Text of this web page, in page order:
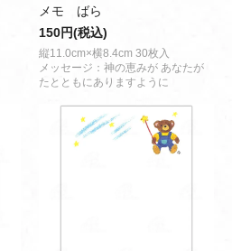
メモ ばら
150円(税込)
縦11.0cm×横8.4cm 30枚入
メッセージ：神の恵みが あなたが
たとともにありますように